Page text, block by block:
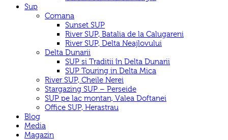
Sup
Comana
Sunset SUP
River SUP, Batalia de la Calugareni
River SUP, Delta Neajlovului
Delta Dunarii
SUP si Traditii în Delta Dunarii
SUP Touring in Delta Mica
River SUP, Cheile Nerei
Stargazing SUP – Perseide
SUP pe lac montan, Valea Doftanei
Office SUP, Herastrau
Blog
Media
Magazin